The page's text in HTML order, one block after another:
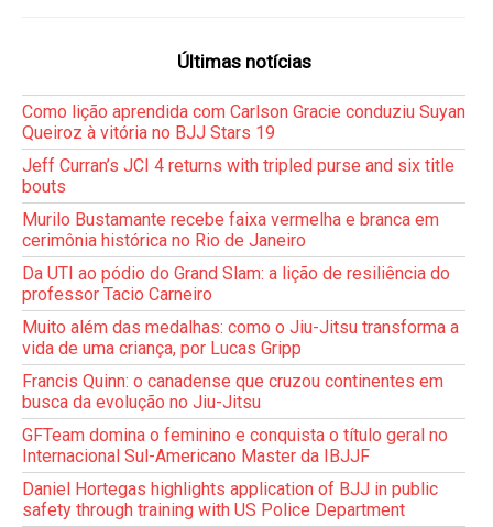
Últimas notícias
Como lição aprendida com Carlson Gracie conduziu Suyan
Queiroz à vitória no BJJ Stars 19
Jeff Curran’s JCI 4 returns with tripled purse and six title
bouts
Murilo Bustamante recebe faixa vermelha e branca em
cerimônia histórica no Rio de Janeiro
Da UTI ao pódio do Grand Slam: a lição de resiliência do
professor Tacio Carneiro
Muito além das medalhas: como o Jiu-Jitsu transforma a
vida de uma criança, por Lucas Gripp
Francis Quinn: o canadense que cruzou continentes em
busca da evolução no Jiu-Jitsu
GFTeam domina o feminino e conquista o título geral no
Internacional Sul-Americano Master da IBJJF
Daniel Hortegas highlights application of BJJ in public
safety through training with US Police Department